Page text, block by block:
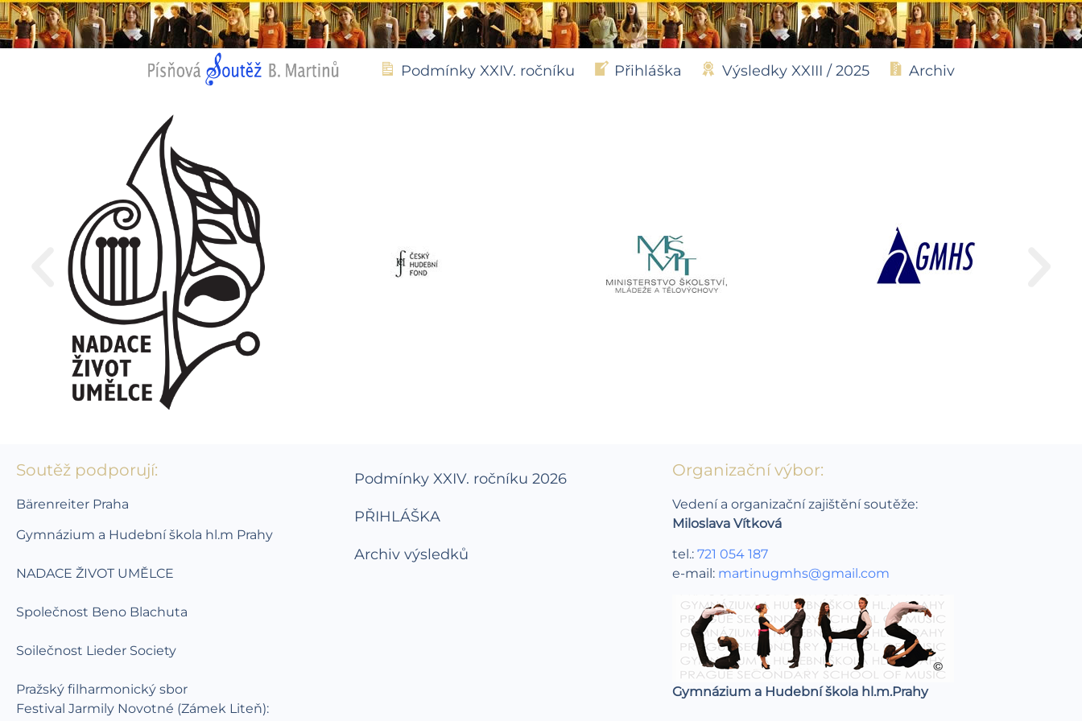
Podmínky XXIV. ročníku Přihláška Výsledky XXIII / 2025 Archiv
Soutěž podporují:
Bärenreiter Praha
Gymnázium a Hudební škola hl.m Prahy
NADACE ŽIVOT UMĚLCE
Společnost Beno Blachuta
Soilečnost Lieder Society
Pražský filharmonický sbor
Festival Jarmily Novotné (Zámek Liteň):
Podmínky XXIV. ročníku 2026
PŘIHLÁŠKA
Archiv výsledků
Organizační výbor:
Vedení a organizační zajištění soutěže:
Miloslava Vítková
tel.: 721 054 187
e-mail: martinugmhs@gmail.com
Gymnázium a Hudební škola hl.m.Prahy